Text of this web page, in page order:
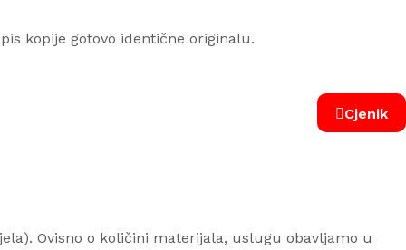
kopije gotovo identične originalu.
Cjenik
Ovisno o količini materijala, uslugu obavljamo u